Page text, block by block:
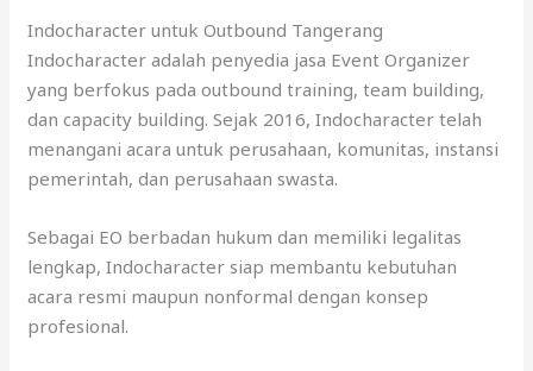
Indocharacter untuk Outbound Tangerang
Indocharacter adalah penyedia jasa Event Organizer
yang berfokus pada outbound training, team building,
dan capacity building. Sejak 2016, Indocharacter telah
menangani acara untuk perusahaan, komunitas, instansi
pemerintah, dan perusahaan swasta.
Sebagai EO berbadan hukum dan memiliki legalitas
lengkap, Indocharacter siap membantu kebutuhan
acara resmi maupun nonformal dengan konsep
profesional.